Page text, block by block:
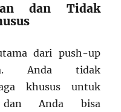
dan Tidak
dari push-up
Anda tidak
khusus untuk
dan Anda bisa